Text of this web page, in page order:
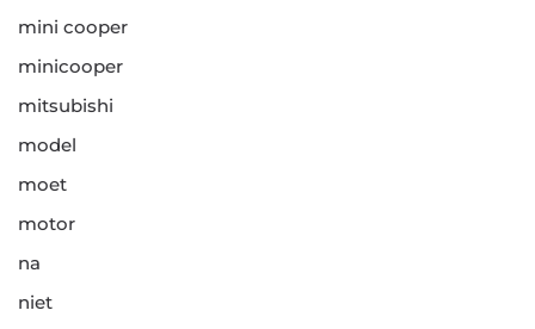
mini cooper
minicooper
mitsubishi
model
moet
motor
na
niet